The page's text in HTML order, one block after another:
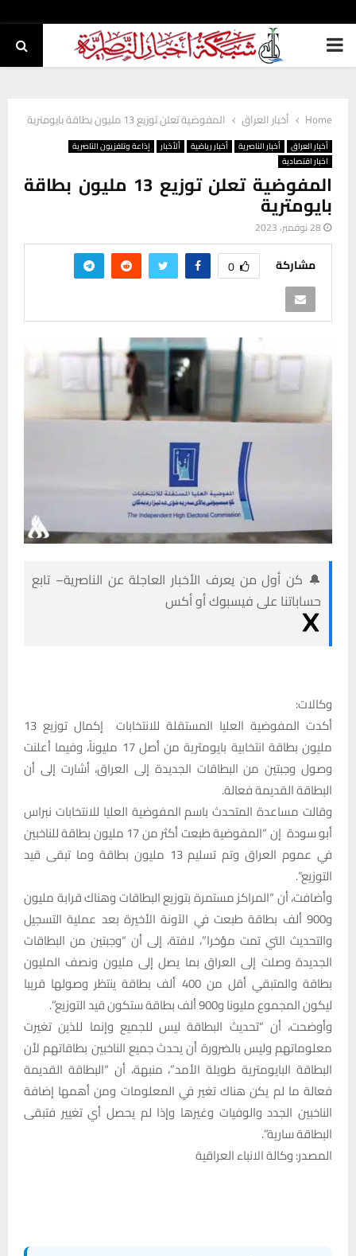
PRIMARY
Home أخبار العراق المفوضية تعلن توزيع 13 مليون بطاقة بايومترية
أخبار العراق أخبار الناصرية أخبار رياضية ألأخبار
إذاعة وتلفزيون الناصرية
اخبار اقتصادية
المفوضية تعلن توزيع 13 مليون بطاقة
بايومترية
28 نوفمبر، 2023
مشاركة 0
🔔 كن أول من يعرف الأخبار العاجلة عن الناصرية– تابع
حساباتنا على فيسبوك أو أكس
وكالات:
أكدت المفوضية العليا المستقلة للانتخابات إكمال توزيع 13
مليون بطاقة انتخابية بايومترية من أصل 17 مليوناً، وفيما أعلنت
وصول وجبتين من البطاقات الجديدة إلى العراق، أشارت إلى أن
البطاقة القديمة فعالة.
وقالت مساعدة المتحدث باسم المفوضية العليا للانتخابات نبراس
أبو سودة إن “المفوضية طبعت أكثر من 17 مليون بطاقة للناخبين
في عموم العراق وتم تسليم 13 مليون بطاقة وما تبقى قيد
التوزيع”.
وأضافت، أن “المراكز مستمرة بتوزيع البطاقات وهناك قرابة مليون
و900 ألف بطاقة طبعت في الآونة الأخيرة بعد عملية التسجيل
والتحديث التي تمت مؤخرا”، لافتة، إلى أن “وجبتين من البطاقات
الجديدة وصلت إلى العراق بما يصل إلى مليون ونصف المليون
بطاقة والمتبقي أقل من 400 ألف بطاقة ينتظر وصولها قريبا
ليكون المجموع مليونا و900 ألف بطاقة ستكون قيد التوزيع”.
وأوضحت، أن “تحديث البطاقة ليس للجميع وإنما للذين تغيرت
معلوماتهم وليس بالضرورة أن يحدث جميع الناخبين بطاقاتهم لأن
البطاقة البايومترية طويلة الأمد”، منبهة، أن “البطاقة القديمة
فعالة ما لم يكن هناك تغير في المعلومات ومن أهمها إضافة
الناخبين الجدد والوفيات وغيرها وإذا لم يحصل أي تغيير فتبقى
البطاقة سارية”.
المصدر: وكالة الانباء العراقية